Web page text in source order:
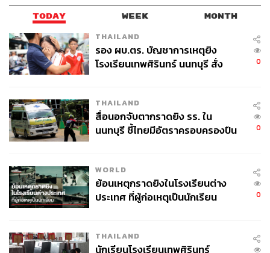
TODAY WEEK MONTH
THAILAND
รอง ผบ.ตร. บัญชาการเหตุยิง
โรงเรียนเทพศิรินทร์ นนทบุรี สั่ง
0
THAILAND
สื่อนอกจับตากราดยิง รร. ใน
นนทบุรี ชี้ไทยมีอัตราครอบครองปืน
0
WORLD
ย้อนเหตุกราดยิงในโรงเรียนต่าง
ประเทศ ที่ผู้ก่อเหตุเป็นนักเรียน
0
THAILAND
นักเรียนโรงเรียนเทพศิรินทร์